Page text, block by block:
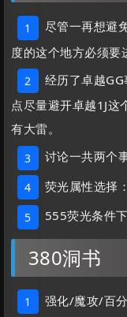
1
尽管一再想避
度的这个地方必须要
2
经历了卓越
点尽量避开卓越1J这
有大雷。
3 讨论一共两个
4 荧光属性选择
5 555荧光条件
380洞书
1
强化/魔攻/百